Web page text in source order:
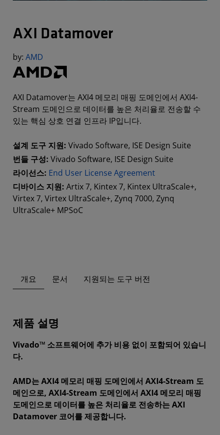
AXI Datamover
by: AMD
AXI Datamover는 AXI4 메모리 매핑 도메인에서 AXI4-
Stream 도메인으로 데이터를 높은 처리율로 전송할 수
있는 핵심 상호 연결 인프라 IP입니다.
설계 도구 지원: Vivado Software, ISE Design Suite
번들 구성: Vivado Software, ISE Design Suite
라이선스: End User License Agreement
디바이스 지원: Artix 7, Kintex 7, Kintex UltraScale+,
Virtex 7, Virtex UltraScale+, Zynq 7000, Zynq
UltraScale+ MPSoC
개요 문서 지원되는 도구 버전
제품 설명
Vivado™ 소프트웨어에 추가 비용 없이 포함되어 있습니
다.
AMD는 AXI4 메모리 매핑 도메인에서 AXI4-Stream 도
메인으로, AXI4-Stream 도메인에서 AXI4 메모리 매핑
도메인으로 데이터를 높은 처리율로 전송하는 AXI
Datamover 코어를 제공합니다.